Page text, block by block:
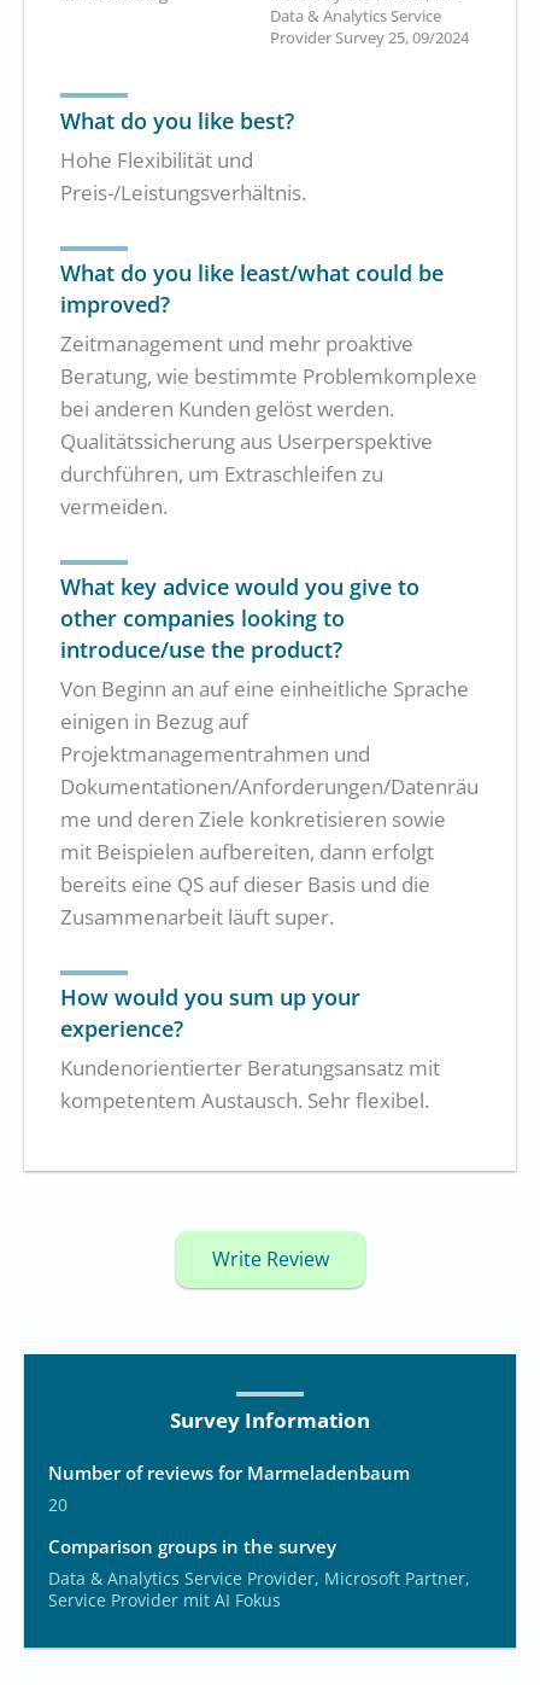
Data & Analytics Service
Provider Survey 25, 09/2024
What do you like best?
Hohe Flexibilität und
Preis-/Leistungsverhältnis.
What do you like least/what could be
improved?
Zeitmanagement und mehr proaktive
Beratung, wie bestimmte Problemkomplexe
bei anderen Kunden gelöst werden.
Qualitätssicherung aus Userperspektive
durchführen, um Extraschleifen zu
vermeiden.
What key advice would you give to
other companies looking to
introduce/use the product?
Von Beginn an auf eine einheitliche Sprache
einigen in Bezug auf
Projektmanagementrahmen und
Dokumentationen/Anforderungen/Datenräu
me und deren Ziele konkretisieren sowie
mit Beispielen aufbereiten, dann erfolgt
bereits eine QS auf dieser Basis und die
Zusammenarbeit läuft super.
How would you sum up your
experience?
Kundenorientierter Beratungsansatz mit
kompetentem Austausch. Sehr flexibel.
Write Review
Survey Information
Number of reviews for Marmeladenbaum
20
Comparison groups in the survey
Data & Analytics Service Provider, Microsoft Partner,
Service Provider mit AI Fokus